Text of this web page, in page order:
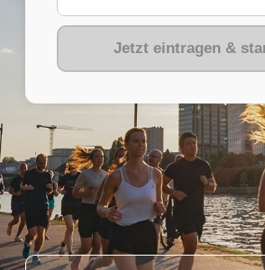
Jetzt eintragen &